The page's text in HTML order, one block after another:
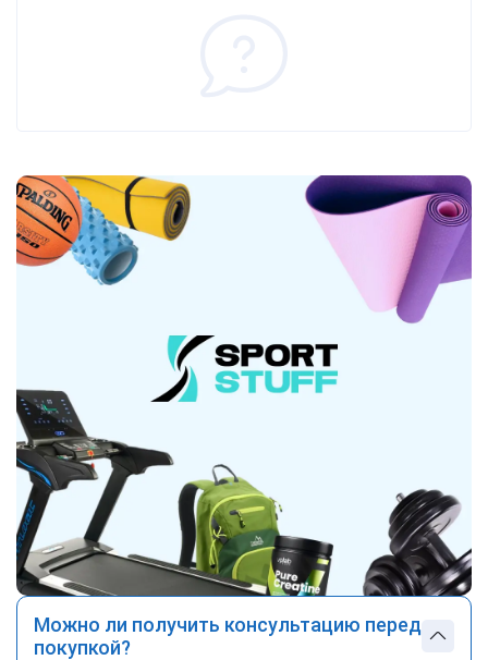
Можно ли получить консультацию перед
покупкой?